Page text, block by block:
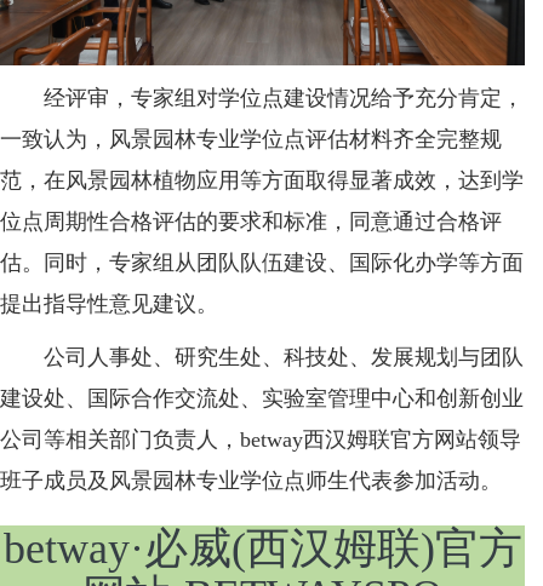
经评审，专家组对学位点建设情况给予充分肯定，
一致认为，风景园林专业学位点评估材料齐全完整规
范，在风景园林植物应用等方面取得显著成效，达到学
位点周期性合格评估的要求和标准，同意通过合格评
估。同时，专家组从团队队伍建设、国际化办学等方面
提出指导性意见建议。
公司人事处、研究生处、科技处、发展规划与团队
建设处、国际合作交流处、实验室管理中心和创新创业
公司等相关部门负责人，betway西汉姆联官方网站领导
班子成员及风景园林专业学位点师生代表参加活动。
betway·必威(西汉姆联)官方